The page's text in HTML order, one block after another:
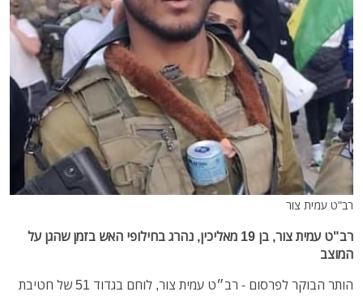
רב"ט עמית צור
רב"ט עמית צור, בן 19 מאליכין, נהרג בחילופי האש בזמן שהגן על
המוצב
הותר הבוקר לפרסום - רב״ט עמית צור, לוחם בגדוד 51 של חטיבת